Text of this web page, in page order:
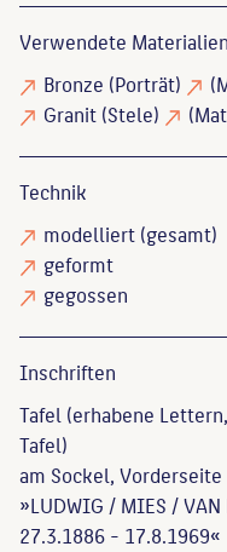
Verwendete Materialien
Bronze (Porträt)
Granit(Stele)
Technik
modelliert(gesamt)
geformt
gegossen
Inschriften
Tafel (erhabene
Tafel)
am Sockel, Vorderseite
»LUDWIG / MIES /
27.3.1886 - 17.8.1969«